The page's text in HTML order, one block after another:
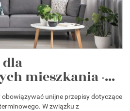
dla
mieszkania -...
obowiązywać unijne przepisy dotyczące
W związku z